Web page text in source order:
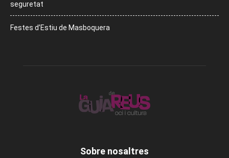
seguretat
Festes d’Estiu de Masboquera
Sobre nosaltres